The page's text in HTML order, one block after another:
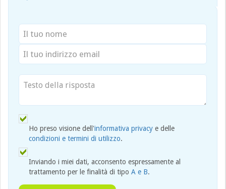
Ho preso visione dell'informativa privacy e delle
condizioni e termini di utilizzo.
Inviando i miei dati, acconsento espressamente al
trattamento per le finalità di tipo A e B.